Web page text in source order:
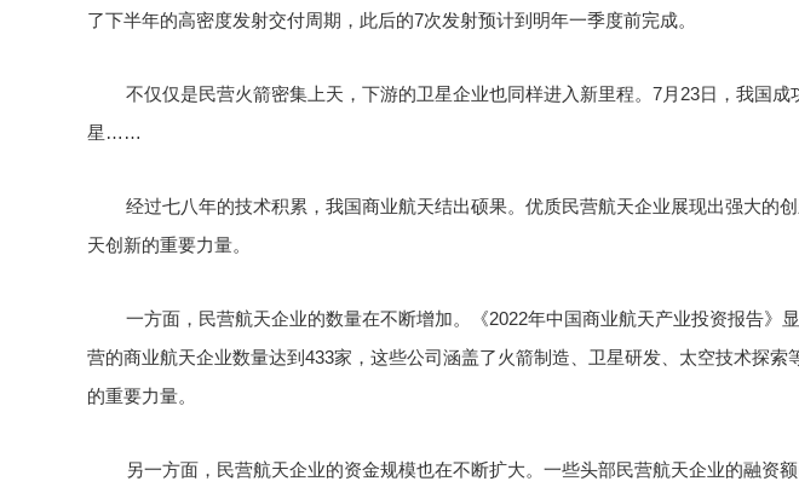
了下半年的高密度发射交付周期，此后的7次发射预计到明年一季度前完成。
不仅仅是民营火箭密集上天，下游的卫星企业也同样进入新里程。7月23日，我国
星……
经过七八年的技术积累，我国商业航天结出硕果。优质民营航天企业展现出强大的
天创新的重要力量。
一方面，民营航天企业的数量在不断增加。《2022年中国商业航天产业投资报告》
营的商业航天企业数量达到433家，这些公司涵盖了火箭制造、卫星研发、太空技术探索
的重要力量。
另一方面，民营航天企业的资金规模也在不断扩大。一些头部民营航天企业的融资